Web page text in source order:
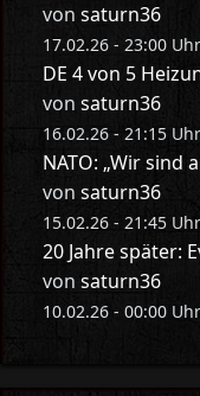
von saturn36
17.02.26 - 23:00 Uhr
DE 4 von 5
von saturn36
16.02.26 - 21:15 Uhr
NATO: „Wir sind
von saturn36
15.02.26 - 21:45 Uhr
20 Jahre später:
von saturn36
10.02.26 - 00:00 Uhr